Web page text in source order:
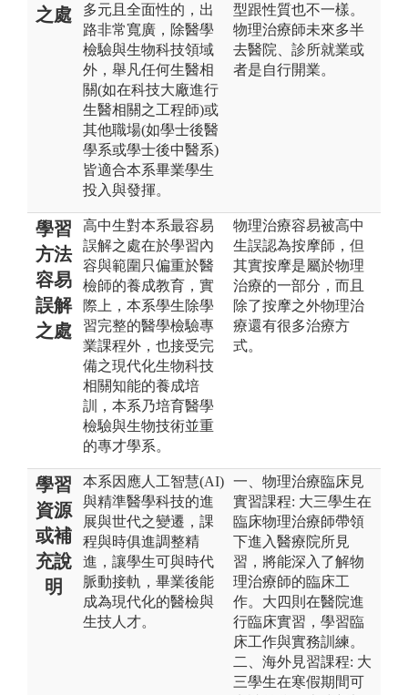
之處
多元且全面性的，出
路非常寬廣，除醫學
檢驗與生物科技領域
外，舉凡任何生醫相
關(如在科技大廠進行
生醫相關之工程師)或
其他職場(如學士後醫
學系或學士後中醫系)
皆適合本系畢業學生
投入與發揮。
型跟性質也不一樣。
物理治療師未來多半
去醫院、診所就業或
者是自行開業。
學習
方法
容易
誤解
之處
高中生對本系最容易
誤解之處在於學習內
容與範圍只偏重於醫
檢師的養成教育，實
際上，本系學生除學
習完整的醫學檢驗專
業課程外，也接受完
備之現代化生物科技
相關知能的養成培
訓，本系乃培育醫學
檢驗與生物技術並重
的專才學系。
物理治療容易被高中
生誤認為按摩師，但
其實按摩是屬於物理
治療的一部分，而且
除了按摩之外物理治
療還有很多治療方
式。
學習
資源
或補
充說
明
本系因應人工智慧(AI)
與精準醫學科技的進
展與世代之變遷，課
程與時俱進調整精
進，讓學生可與時代
脈動接軌，畢業後能
成為現代化的醫檢與
生技人才。
一、物理治療臨床見
實習課程: 大三學生在
臨床物理治療師帶領
下進入醫療院所見
習，將能深入了解物
理治療師的臨床工
作。大四則在醫院進
行臨床實習，學習臨
床工作與實務訓練。
二、海外見習課程: 大
三學生在寒假期間可